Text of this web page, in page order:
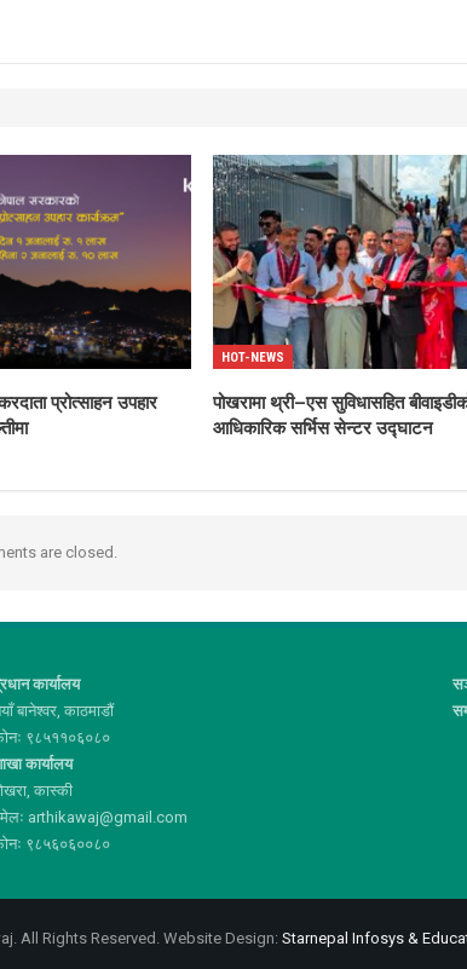
प्रोत्साहन उपहार
HOT-NEWS
पोखरामा थ्री–एस सुविधासहित
आधिकारिक सर्भिस सेन्टर उद्घाटन
are closed.
कार्यालय
बानेश्वर, काठमाडौं
९८५११०६०८०
कार्यालय
कास्की
arthikawaj@gmail.com
९८५६०६००८०
All Rights Reserved.Website Design: Starnepal Infosys &